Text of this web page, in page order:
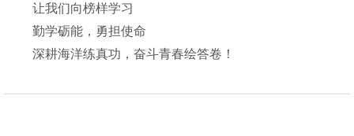
让我们向榜样学习
勤学砺能，勇担使命
深耕海洋练真功，奋斗青春绘答卷！